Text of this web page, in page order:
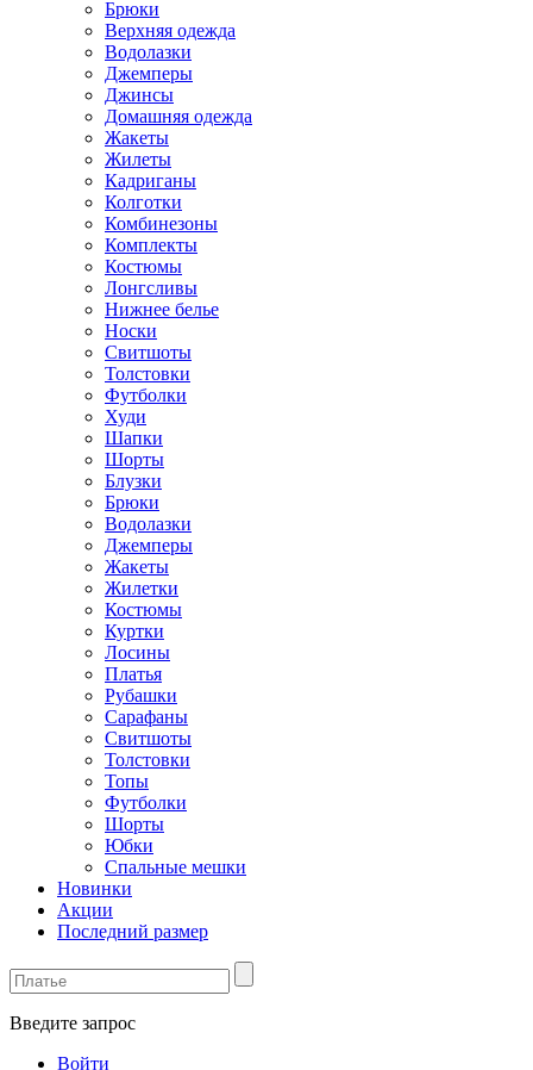
Брюки
Верхняя одежда
Водолазки
Джемперы
Джинсы
Домашняя одежда
Жакеты
Жилеты
Кадриганы
Колготки
Комбинезоны
Комплекты
Костюмы
Лонгсливы
Нижнее белье
Носки
Свитшоты
Толстовки
Футболки
Худи
Шапки
Шорты
Блузки
Брюки
Водолазки
Джемперы
Жакеты
Жилетки
Костюмы
Куртки
Лосины
Платья
Рубашки
Сарафаны
Свитшоты
Толстовки
Топы
Футболки
Шорты
Юбки
Спальные мешки
Новинки
Акции
Последний размер
Введите запрос
Войти